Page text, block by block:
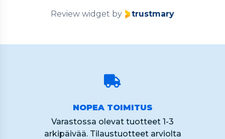
Review widget by trustmary
NOPEA TOIMITUS
Varastossa olevat tuotteet 1-3
arkipäivää. Tilaustuotteet arviolta